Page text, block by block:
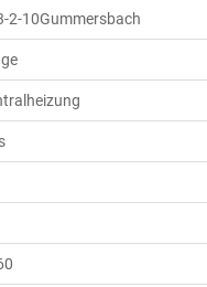
2-10Gummersbach